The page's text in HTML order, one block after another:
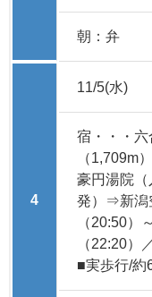
朝：弁
4
11/5(水)
宿・・・
（1,709m
豪円湯院
発）⇒新潟
（20:50）
（22:20）
■実歩行/約